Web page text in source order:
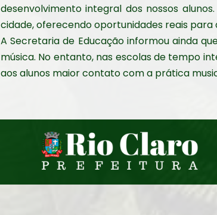
desenvolvimento integral dos nossos
cidade, oferecendo oportunidades reais para
A Secretaria de Educação informou ainda
música. No entanto, nas escolas de tempo
aos alunos maior contato com a prática